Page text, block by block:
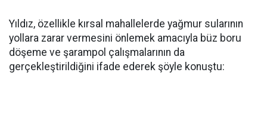
Yıldız, özellikle kırsal mahallelerde yağmur sularının
yollara zarar vermesini önlemek amacıyla büz boru
döşeme ve şarampol çalışmalarının da
gerçekleştirildiğini ifade ederek şöyle konuştu: